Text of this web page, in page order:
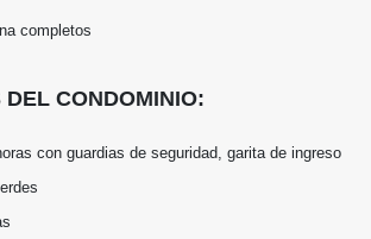
completos
CONDOMINIO:
con guardias de seguridad, garita de ingreso